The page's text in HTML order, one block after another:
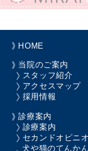
HOME
当院のご案内
スタッフ紹介
アクセスマップ
採用情報
診療案内
診療案内
セカンドオピニ
犬や猫のてんか